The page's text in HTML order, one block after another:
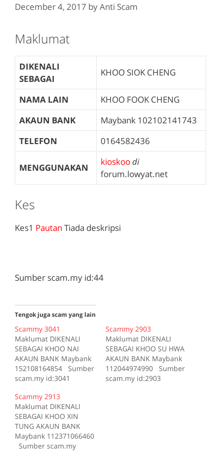
December 4, 2017 byAnti Scam
Maklumat
DIKENALI
SEBAGAI
KHOO SIOK CHENG
NAMA LAIN
KHOO FOOK CHENG
AKAUN BANK
Maybank 102102141743
TELEFON
0164582436
MENGGUNAKAN
kioskoodi
forum.lowyat.net
Kes
Kes1 Pautan Tiada deskripsi
Sumber scam.my id:44
Tengok juga scam yang lain
Scammy 3041
Maklumat DIKENALI
SEBAGAI KHOO NAI
AKAUN BANK Maybank
152108164854 Sumber
scam.my id:3041
Scammy 2903
Maklumat DIKENALI
SEBAGAI KHOO SU HWA
AKAUN BANK Maybank
112044974990 Sumber
scam.my id:2903
Scammy 2913
Maklumat DIKENALI
SEBAGAI KHOO XIN
TUNG AKAUN BANK
Maybank 112371066460
Sumber scam.my